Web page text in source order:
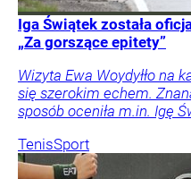
Iga Świątek została
„Za gorszące epitety”
Wizyta Ewa Woydyłło na
się szerokim echem.
sposób oceniła m.in. Igę
TenisSport